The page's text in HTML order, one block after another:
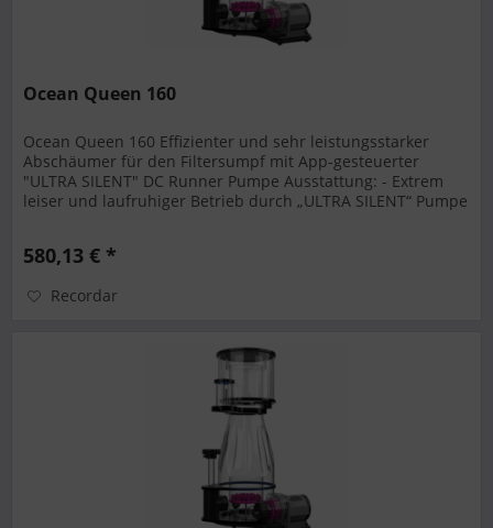
Ocean Queen 160
Ocean Queen 160 Effizienter und sehr leistungsstarker
Abschäumer für den Filtersumpf mit App-gesteuerter
"ULTRA SILENT" DC Runner Pumpe Ausstattung: - Extrem
leiser und laufruhiger Betrieb durch „ULTRA SILENT“ Pumpe
580,13 € *
Recordar